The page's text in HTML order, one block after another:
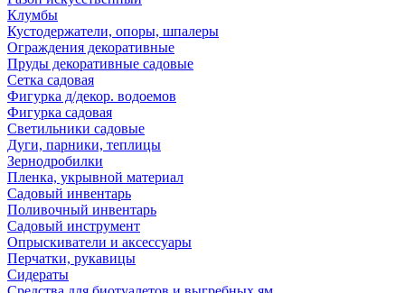
Клумбы
Кустодержатели, опоры, шпалеры
Ограждения декоративные
Пруды декоративные садовые
Сетка садовая
Фигурка д/декор. водоемов
Фигурка садовая
Светильники садовые
Дуги, парники, теплицы
Зернодробилки
Пленка, укрывной материал
Садовый инвентарь
Поливочный инвентарь
Садовый инструмент
Опрыскиватели и аксессуары
Перчатки, рукавицы
Сидераты